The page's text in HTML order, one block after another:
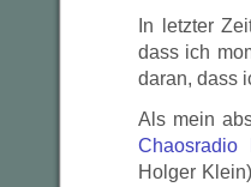
In letzter
dass ich
daran, dass
Als mein
Chaosradio
Holger